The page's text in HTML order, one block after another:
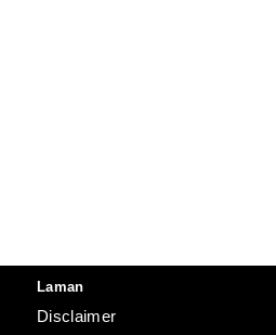
Laman
Disclaimer